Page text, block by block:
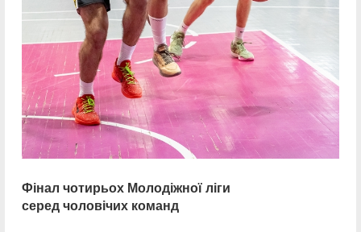
Фінал чотирьох Молодіжної ліги
серед чоловічих команд